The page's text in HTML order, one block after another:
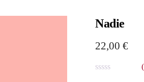
Nadie
22,00€
(